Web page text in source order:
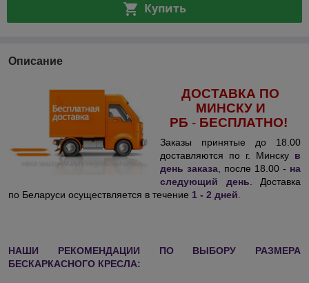
Купить
Описание
ДОСТАВКА ПО
МИНСКУ И
РБ - БЕСПЛАТНО!
Заказы принятые до 18.00
доставляются по г. Минску в
день заказа , после 18.00 - на
следующий день . Доставка
по Беларуси осуществляется в течение 1 - 2 дней
НАШИ РЕКОМЕНДАЦИИ ПО ВЫБОРУ РАЗМЕРА
БЕСКАРКАСНОГО КРЕСЛА: